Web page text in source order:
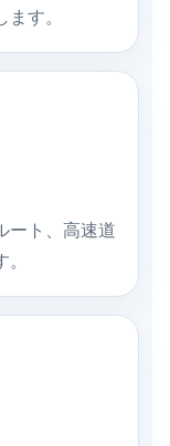
す。
ート、高速道